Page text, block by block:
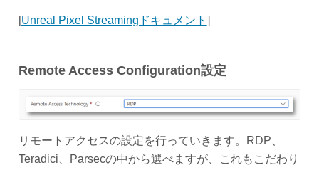
[Unreal Pixel Streamingドキュメント ]
Remote Access Configuration設定
リモートアクセスの設定を行っていきます。RDP、
Teradici、Parsecの中から選べますが、これもこだわり